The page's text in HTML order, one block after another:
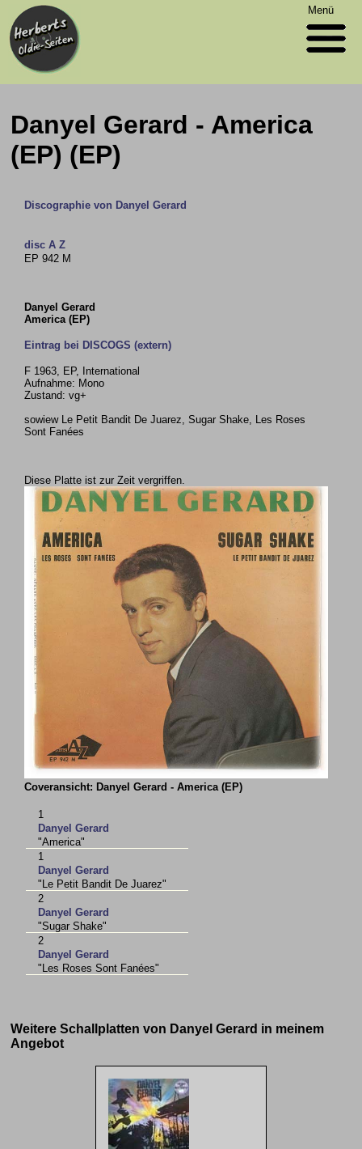
Menü
Danyel Gerard - America
(EP) (EP)
Discographie von Danyel Gerard
disc A Z
EP 942 M
Danyel Gerard
America (EP)
Eintrag bei DISCOGS (extern)
F 1963, EP, International
Aufnahme: Mono
Zustand: vg+
sowiew Le Petit Bandit De Juarez, Sugar Shake, Les Roses
Sont Fanées
Diese Platte ist zur Zeit vergriffen.
Coveransicht: Danyel Gerard - America (EP)
1
Danyel Gerard
"America"
1
Danyel Gerard
"Le Petit Bandit De Juarez"
2
Danyel Gerard
"Sugar Shake"
2
Danyel Gerard
"Les Roses Sont Fanées"
Weitere Schallplatten von Danyel Gerard in meinem
Angebot